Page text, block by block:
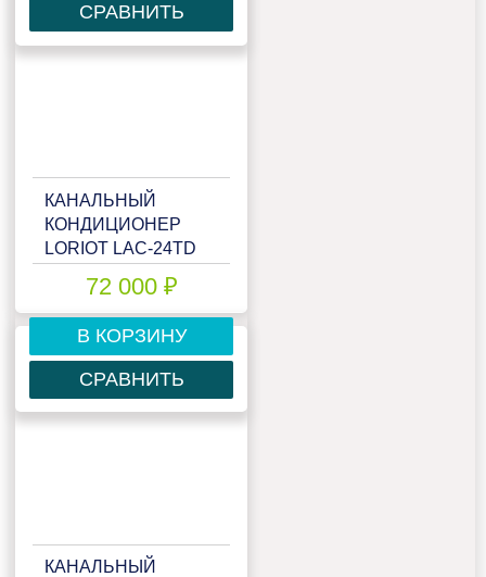
СРАВНИТЬ
КАНАЛЬНЫЙ
КОНДИЦИОНЕР
LORIOT LAC-24TD
72 000 ₽
В КОРЗИНУ
СРАВНИТЬ
КАНАЛЬНЫЙ